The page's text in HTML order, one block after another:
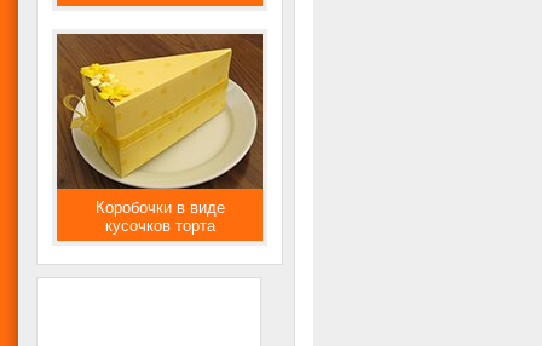
Коробочки в виде
кусочков торта